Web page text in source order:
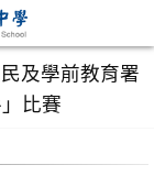
及學前教育署
比賽